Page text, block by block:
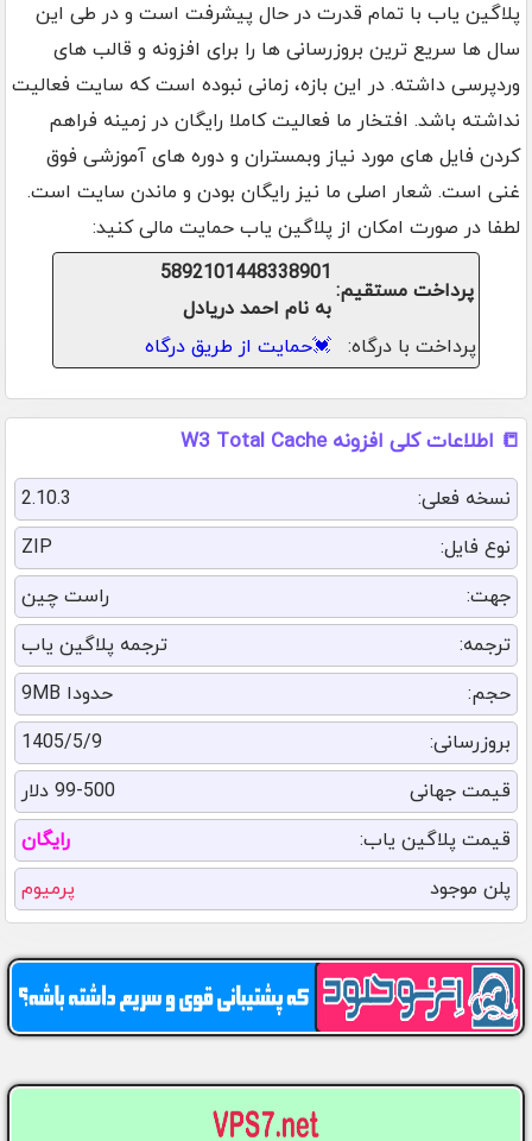
پلاگین یاب با تمام قدرت در حال پیشرفت است و در طی این
سال ها سریع ترین بروزرسانی ها را برای افزونه و قالب های
وردپرسی داشته. در این بازه، زمانی نبوده است که سایت فعالیت
نداشته باشد. افتخار ما فعالیت کاملا رایگان در زمینه فراهم
کردن فایل های مورد نیاز وبمستران و دوره های آموزشی فوق
غنی است. شعار اصلی ما نیز رایگان بودن و ماندن سایت است.
لطفا در صورت امکان از پلاگین یاب حمایت مالی کنید:
پرداخت مستقیم:
5892101448338901
به نام احمد دریادل
پرداخت با درگاه:
💓حمایت از طریق درگاه
📒 اطلاعات کلی افزونه W3 Total Cache
نسخه فعلی:
2.10.3
نوع فایل:
ZIP
جهت:
راست چین
ترجمه:
ترجمه پلاگین یاب
حجم:
حدودا 9MB
بروزرسانی:
1405/5/9
قیمت جهانی
99-500 دلار
قیمت پلاگین یاب:
رایگان
پلن موجود
پرمیوم